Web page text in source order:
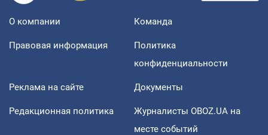
О компании Команда
Правовая информация
Политика
конфиденциальности
Реклама на сайте Документы
Редакционная политика
Журналисты OBOZ.UA на
месте событий